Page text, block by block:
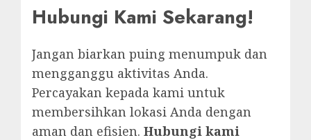
Hubungi Kami Sekarang!
Jangan biarkan puing menumpuk dan
mengganggu aktivitas Anda.
Percayakan kepada kami untuk
membersihkan lokasi Anda dengan
aman dan efisien. Hubungi kami